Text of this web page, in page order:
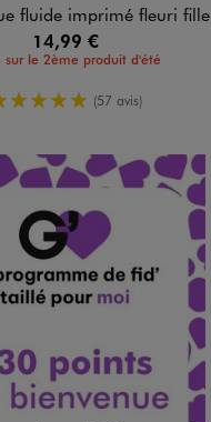
fluide imprimé fleuri fille
14,99 €
sur le 2ème produit d'été
5/5 de moyenne
(57 avis)